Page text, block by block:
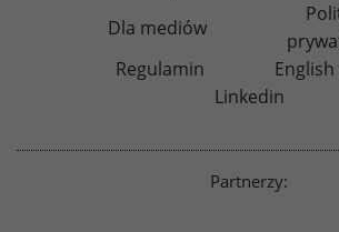
Dla mediów
Regulamin
Linkedin
Partnerzy: